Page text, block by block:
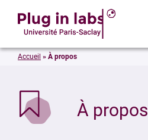
À propos
Accueil » À propos